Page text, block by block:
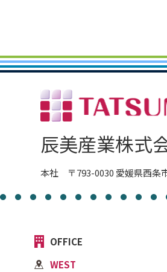
辰美産業株式
本社 〒793-0030 愛媛県西条
OFFICE
WEST